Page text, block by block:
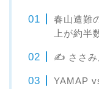
春山遭難
上が約半
✍ ささみ
YAMAP